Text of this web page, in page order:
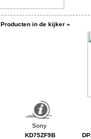
Producten in de kijker »
KD75ZF9B